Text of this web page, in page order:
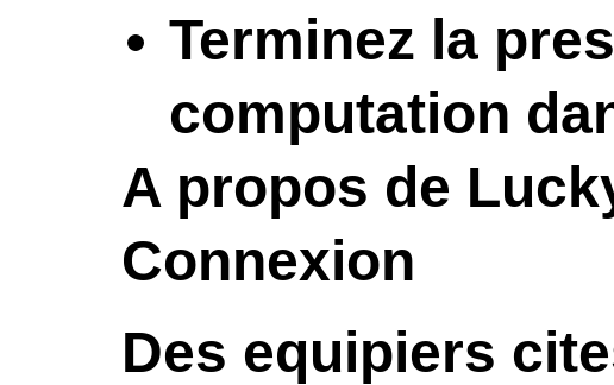
Terminez la
computation
A propos de
Connexion
Des equipiers